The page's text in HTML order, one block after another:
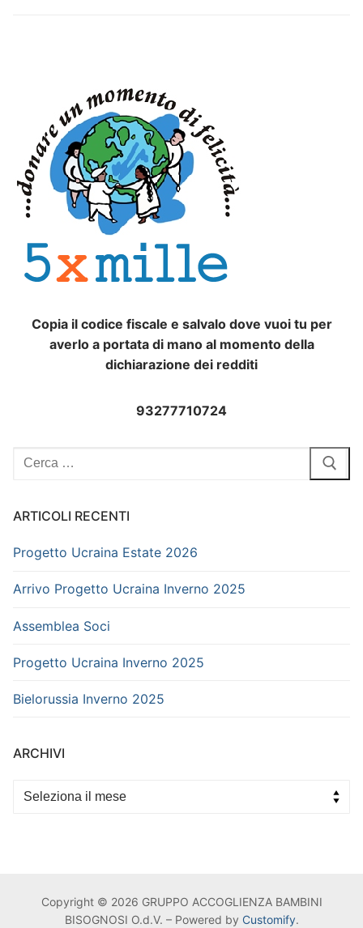
Copia il codice fiscale e salvalo dove vuoi tu per
averlo a portata di mano al momento della
dichiarazione dei redditi
93277710724
Cerca:
ARTICOLI RECENTI
Progetto Ucraina Estate 2026
Arrivo Progetto Ucraina Inverno 2025
Assemblea Soci
Progetto Ucraina Inverno 2025
Bielorussia Inverno 2025
ARCHIVI
Archivi
Copyright © 2026 GRUPPO ACCOGLIENZA BAMBINI
BISOGNOSI O.d.V. – Powered by Customify.